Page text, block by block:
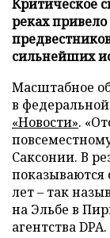
Критическое
реках
сильнейших
Масштабное
в
«Новости».
Саксонии. В
лет – так
на Эльбе в
агентства DPA.